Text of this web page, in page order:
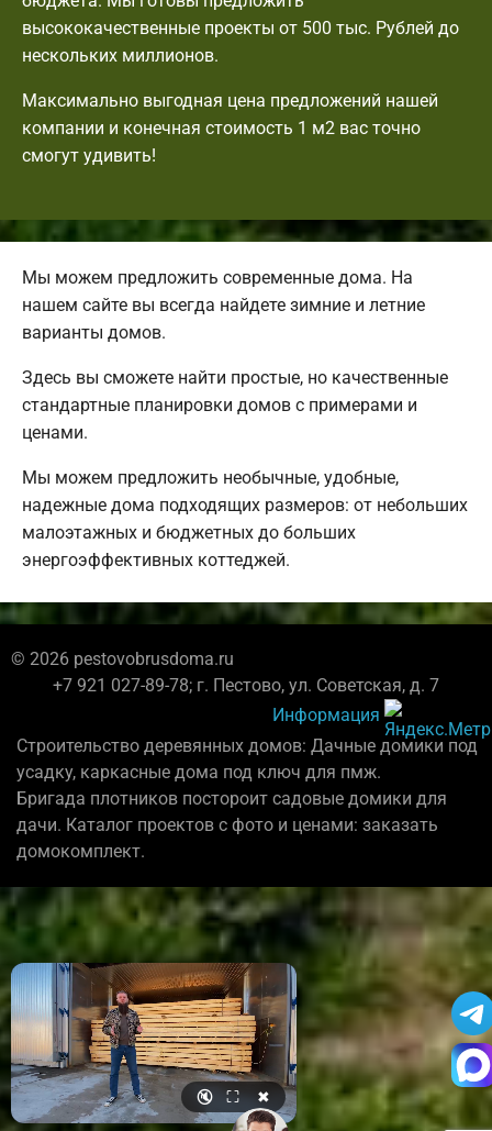
высококачественные проекты от 500 тыс. Рублей до
нескольких миллионов.
Максимально выгодная цена предложений нашей
компании и конечная стоимость 1 м2 вас точно
смогут удивить!
Мы можем предложить современные дома. На
нашем сайте вы всегда найдете зимние и летние
варианты домов.
Здесь вы сможете найти простые, но качественные
стандартные планировки домов с примерами и
ценами.
Мы можем предложить необычные, удобные,
надежные дома подходящих размеров: от небольших
малоэтажных и бюджетных до больших
энергоэффективных коттеджей.
© 2026 pestovobrusdoma.ru
+7 921 027-89-78; г. Пестово, ул. Советская, д. 7
Информация
Строительство деревянных домов: Дачные домики под
усадку, каркасные дома под ключ для пмж.
Бригада плотников постороит садовые домики для
дачи. Каталог проектов с фото и ценами: заказать
домокомплект.
🔇 ⛶ ✖